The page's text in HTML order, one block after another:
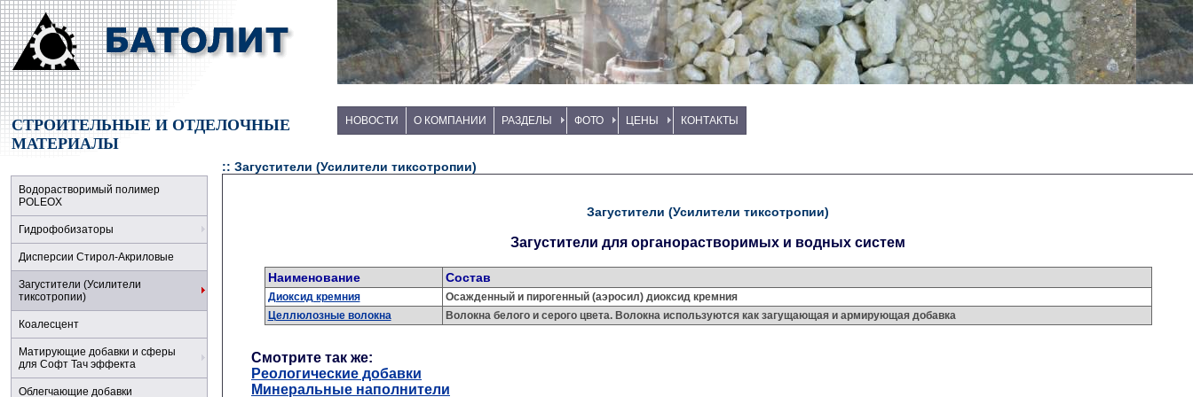
НОВОСТИ О КОМПАНИИ РАЗДЕЛЫ ФОТО ЦЕНЫ КОНТАКТЫ
Водорастворимый полимер
POLЕOX
Гидрофобизаторы
Дисперсии Стирол-Акриловые
Загустители (Усилители
тиксотропии)
Коалесцент
Матирующие добавки и сферы
для Софт Тач эффекта
Облегчающие добавки
СТРОИТЕЛЬНЫЕ И ОТДЕЛОЧНЫЕ
МАТЕРИАЛЫ
:: Загустители (Усилители тиксотропии)
Загустители (Усилители тиксотропии)
Загустители для органорастворимых и водных систем
Наименование Состав
Диоксид кремния
Осажденный и пирогенный (аэросил) диоксид кремния
Целлюлозные волокна
Волокна белого и серого цвета. Волокна используются как загущающая и армирующая добавка
Смотрите так же:
Реологические добавки
Минеральные наполнители